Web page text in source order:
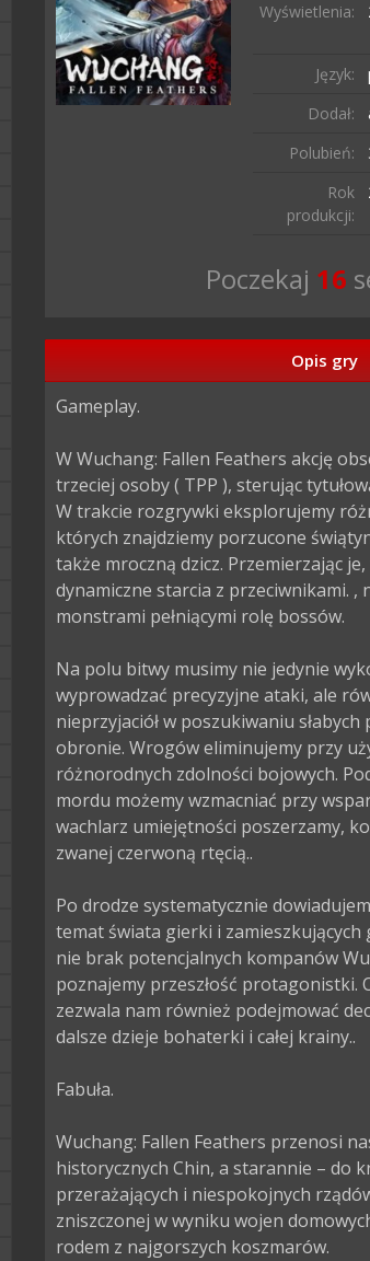
Wyświetlenia:
Język:
Dodał:
Polubień:
Rok
produkcji:
Poczekaj 15
Opis gry
Gameplay.
W Wuchang: Fallen Feathers akcję
trzeciej osoby ( TPP ), sterując
W trakcie rozgrywki eksplorujemy
których znajdziemy porzucone
także mroczną dzicz. Przemierzając
dynamiczne starcia z przeciwnikami. ,
monstrami pełniącymi rolę bossów.
Na polu bitwy musimy nie jedynie
wyprowadzać precyzyjne ataki, ale
nieprzyjaciół w poszukiwaniu
obronie. Wrogów eliminujemy przy
różnorodnych zdolności bojowych.
mordu możemy wzmacniać przy
wachlarz umiejętności poszerzamy,
zwanej czerwoną rtęcią..
Po drodze systematycznie
temat świata gierki i
nie brak potencjalnych kompanów
poznajemy przeszłość protagonistki.
zezwala nam również podejmować
dalsze dzieje bohaterki i całej krainy..
Fabuła.
Wuchang: Fallen Feathers przenosi
historycznych Chin, a starannie – do
przerażających i niespokojnych
zniszczonej w wyniku wojen
rodem z najgorszych koszmarów.